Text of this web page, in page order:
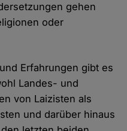
gehen
oder
Erfahrungen gibt es
Landes- und
von Laizisten als
und darüber hinaus